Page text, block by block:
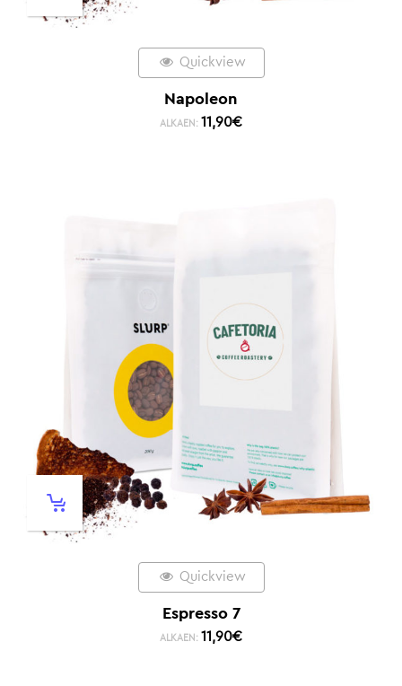
Quickview
Napoleon
ALKAEN: 11,90€
Quickview
Espresso 7
ALKAEN: 11,90€